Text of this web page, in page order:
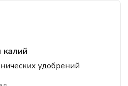
калий
удобрений